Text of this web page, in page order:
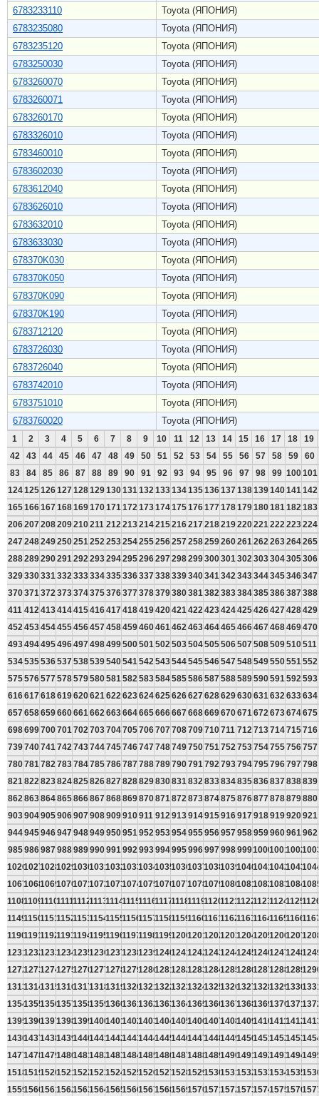
6783233110
Toyota (ЯПОНИЯ)
6783235080
Toyota (ЯПОНИЯ)
6783235120
Toyota (ЯПОНИЯ)
6783250030
Toyota (ЯПОНИЯ)
6783260070
Toyota (ЯПОНИЯ)
6783260071
Toyota (ЯПОНИЯ)
6783260170
Toyota (ЯПОНИЯ)
6783326010
Toyota (ЯПОНИЯ)
6783460010
Toyota (ЯПОНИЯ)
6783602030
Toyota (ЯПОНИЯ)
6783612040
Toyota (ЯПОНИЯ)
6783626010
Toyota (ЯПОНИЯ)
6783632010
Toyota (ЯПОНИЯ)
6783633030
Toyota (ЯПОНИЯ)
678370K030
Toyota (ЯПОНИЯ)
678370K050
Toyota (ЯПОНИЯ)
678370K090
Toyota (ЯПОНИЯ)
678370K190
Toyota (ЯПОНИЯ)
6783712120
Toyota (ЯПОНИЯ)
6783726030
Toyota (ЯПОНИЯ)
6783726040
Toyota (ЯПОНИЯ)
6783742010
Toyota (ЯПОНИЯ)
6783751010
Toyota (ЯПОНИЯ)
6783760020
Toyota (ЯПОНИЯ)
1 2 3 4 5 6 7 8 9 10 11 12 13 14 15 16 17 18
19
42
43 44 45 46 47 48 49 50 51 52 53 54 55 56 57 58 59
60
83
84 85 86 87 88 89 90 91 92 93 94 95 96 97 98 99 100101
124125126127128129130131 132 133134135136137138139140141 142
165166167168169170171 172 173174175176177178179180181 182 183
206207208209210211 212 213214215216217218219220221 222 223224
247248249250251 252 253254255256257258259260261 262 263264265
288289290291 292 293294295296297298299300301 302 303304305306
329330331 332 333334335336337338339340341 342 343344345346347
370371 372 373374375376377378379380381 382 383384385386387388
411 412 413414415416417418419420421 422 423424425426427428429
452 453454455456457458459460461 462 463464465466467468469470
493494495496497498499500501 502 503504505506507508509510511
534535536537538539540541 542 543544545546547548549550551 552
575576577578579580581 582 583584585586587588589590591 592 593
616617618619620621 622 623624625626627628629630631 632 633634
657658659660661 662 663664665666667668669670671 672 673674675
698699700701 702 703704705706707708709710711 712 713714715716
739740741 742 743744745746747748749750751 752 753754755756757
780781 782 783784785786787788789790791 792 793794795796797798
821 822 823824825826827828829830831 832 833834835836837838839
862 863864865866867868869870871 872 873874875876877878879880
903904905906907908909910911 912 913914915916917918919920921
944945946947948949950951 952 953954955956957958959960961 962
985986987988989990991 992 993994995996997998999100010011002
102610271028102910301031103210331034103510361037103810391040104110421043
106710681069107010711072107310741075107610771078107910801081108210831084
110811091110111111121113111411151116111711181119112011211122112311241125
114911501151115211531154115511561157115811591160116111621163116411651166
119011911192119311941195119611971198119912001201120212031204120512061207
123112321233123412351236123712381239124012411242124312441245124612471248
127212731274127512761277127812791280128112821283128412851286128712881289
131313141315131613171318131913201321132213231324132513261327132813291330
135413551356135713581359136013611362136313641365136613671368136913701371
139513961397139813991400140114021403140414051406140714081409141014111412
143614371438143914401441144214431444144514461447144814491450145114521453
147714781479148014811482148314841485148614871488148914901491149214931494
151815191520152115221523152415251526152715281529153015311532153315341535
155915601561156215631564156515661567156815691570157115721573157415751576